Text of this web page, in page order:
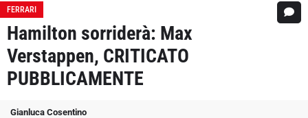
FERRARI
Hamilton sorriderà: Max
Verstappen, CRITICATO
PUBBLICAMENTE
Gianluca Cosentino